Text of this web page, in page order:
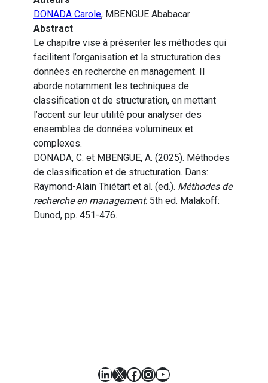
DONADA Carole, MBENGUE Ababacar
Abstract
Le chapitre vise à présenter les méthodes qui
facilitent l’organisation et la structuration des
données en recherche en management. Il
aborde notamment les techniques de
classification et de structuration, en mettant
l’accent sur leur utilité pour analyser des
ensembles de données volumineux et
complexes.
DONADA, C. et MBENGUE, A. (2025). Méthodes
de classification et de structuration. Dans:
Raymond-Alain Thiétart et al. (ed.). Méthodes de
recherche en management. 5th ed. Malakoff:
Dunod, pp. 451-476.
LinkedIn
X Facebook
Instagram
YouTube